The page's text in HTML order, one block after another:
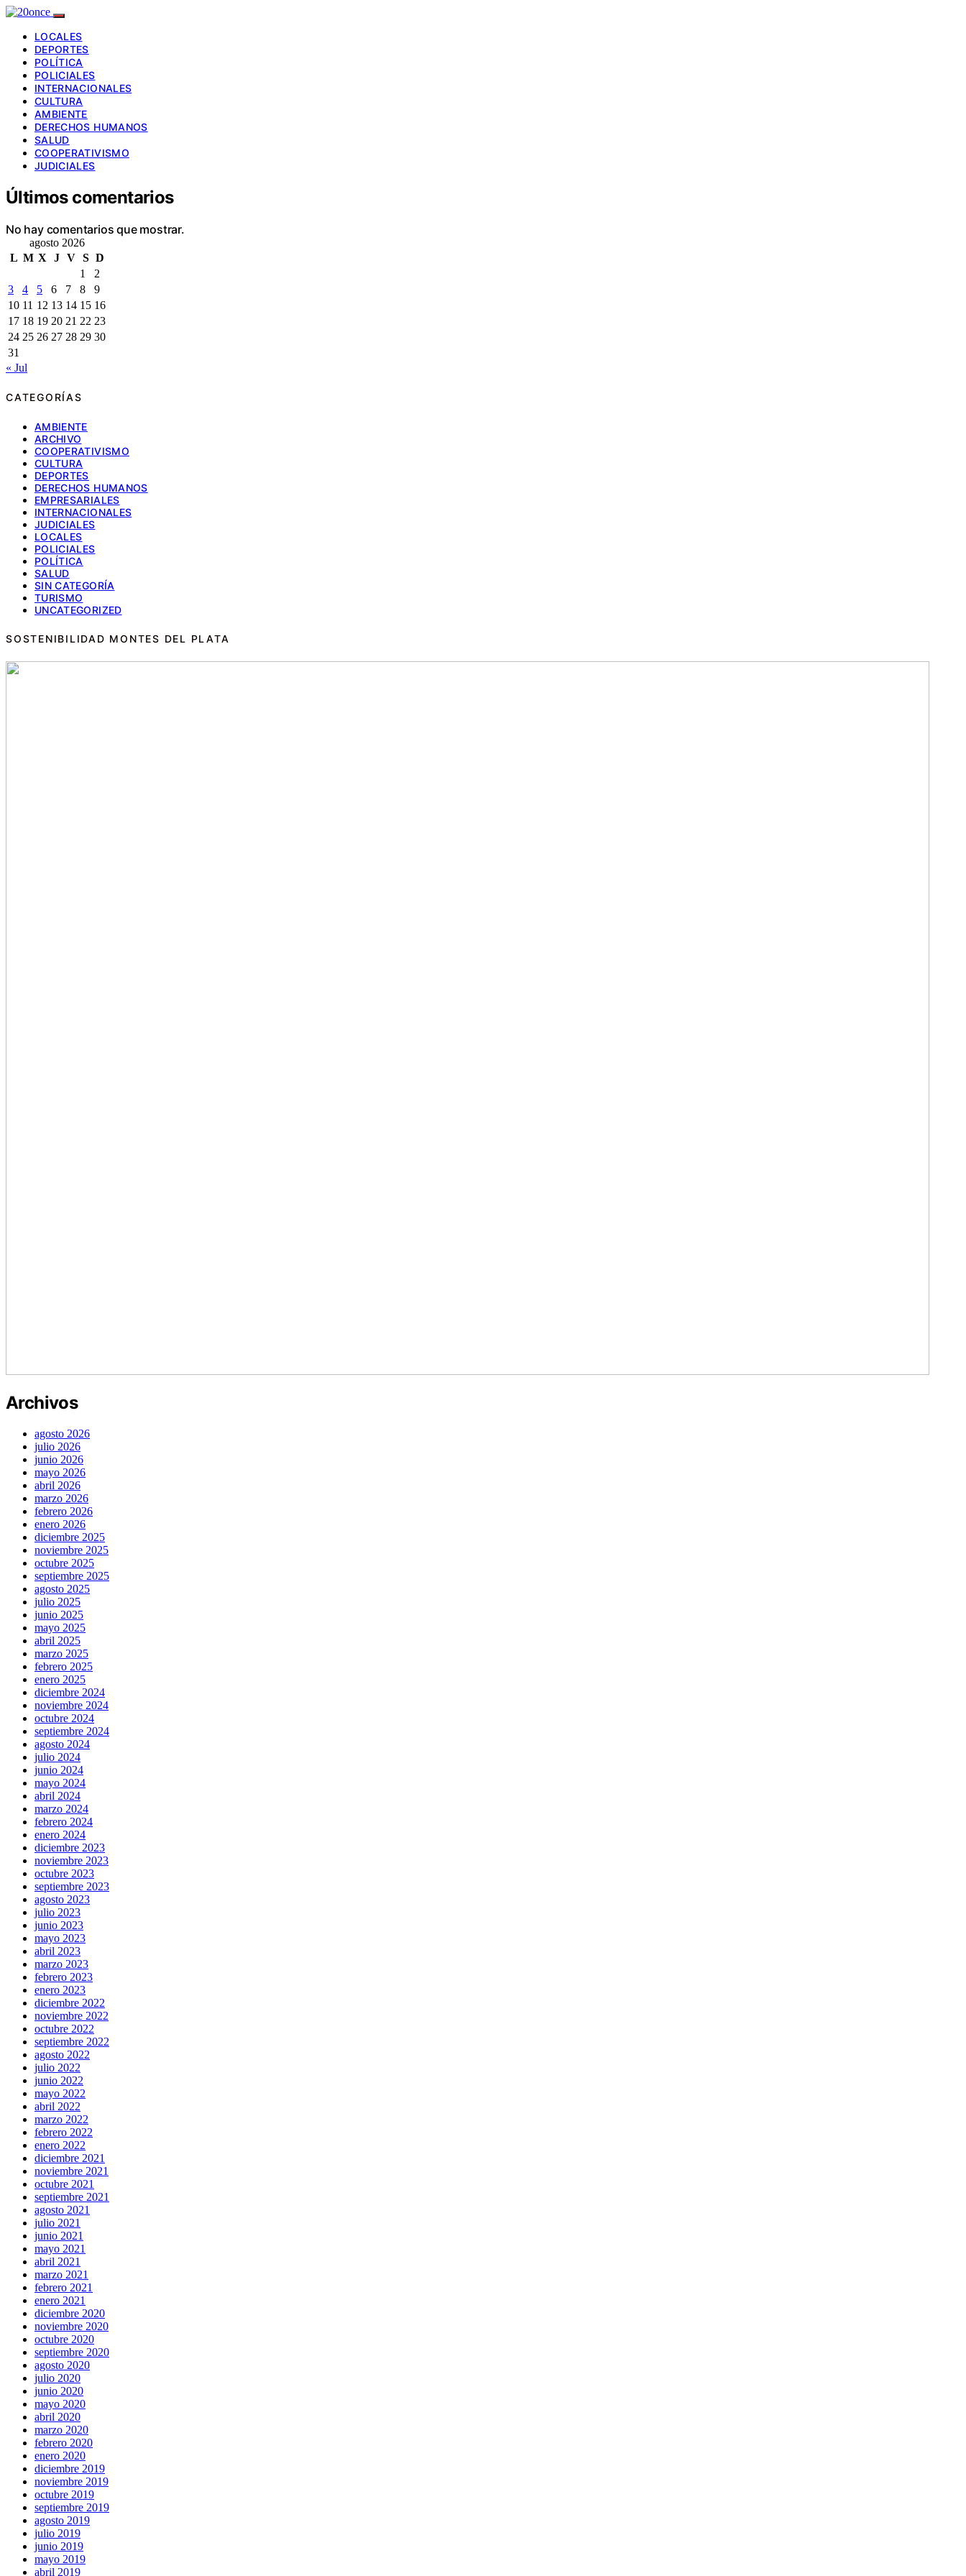
LOCALES
DEPORTES
POLÍTICA
POLICIALES
INTERNACIONALES
CULTURA
AMBIENTE
DERECHOS HUMANOS
SALUD
COOPERATIVISMO
JUDICIALES
Últimos comentarios
No hay comentarios que mostrar.
agosto 2026
L M X J V S D
1
2
3
4 5 6 7 8
9
10 11 12 13 14 15 16
17 18 19 20 21 22 23
24 25 26 27 28 29 30
31
« Jul
CATEGORÍAS
AMBIENTE
ARCHIVO
COOPERATIVISMO
CULTURA
DEPORTES
DERECHOS HUMANOS
EMPRESARIALES
INTERNACIONALES
JUDICIALES
LOCALES
POLICIALES
POLÍTICA
SALUD
SIN CATEGORÍA
TURISMO
UNCATEGORIZED
SOSTENIBILIDAD MONTES DEL PLATA
Archivos
agosto 2026
julio 2026
junio 2026
mayo 2026
abril 2026
marzo 2026
febrero 2026
enero 2026
diciembre 2025
noviembre 2025
octubre 2025
septiembre 2025
agosto 2025
julio 2025
junio 2025
mayo 2025
abril 2025
marzo 2025
febrero 2025
enero 2025
diciembre 2024
noviembre 2024
octubre 2024
septiembre 2024
agosto 2024
julio 2024
junio 2024
mayo 2024
abril 2024
marzo 2024
febrero 2024
enero 2024
diciembre 2023
noviembre 2023
octubre 2023
septiembre 2023
agosto 2023
julio 2023
junio 2023
mayo 2023
abril 2023
marzo 2023
febrero 2023
enero 2023
diciembre 2022
noviembre 2022
octubre 2022
septiembre 2022
agosto 2022
julio 2022
junio 2022
mayo 2022
abril 2022
marzo 2022
febrero 2022
enero 2022
diciembre 2021
noviembre 2021
octubre 2021
septiembre 2021
agosto 2021
julio 2021
junio 2021
mayo 2021
abril 2021
marzo 2021
febrero 2021
enero 2021
diciembre 2020
noviembre 2020
octubre 2020
septiembre 2020
agosto 2020
julio 2020
junio 2020
mayo 2020
abril 2020
marzo 2020
febrero 2020
enero 2020
diciembre 2019
noviembre 2019
octubre 2019
septiembre 2019
agosto 2019
julio 2019
junio 2019
mayo 2019
abril 2019